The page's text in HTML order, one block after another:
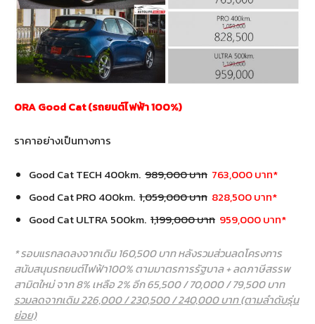
ORA Good Cat (รถยนต์ไฟฟ้า 100%)
ราคาอย่างเป็นทางการ
Good Cat TECH 400km. 989,000 บาท 763,000 บาท*
Good Cat PRO 400km. 1,059,000 บาท 828,500 บาท*
Good Cat ULTRA 500km. 1,199,000 บาท 959,000 บาท*
* รอบแรกลดลงจากเดิม 160,500 บาท หลังรวมส่วนลดโครงการ
สนับสนุนรถยนต์ไฟฟ้า100% ตามมาตรการรัฐบาล + ลดภาษีสรรพ
สามิตใหม่ จาก 8% เหลือ 2% อีก 65,500 / 70,000 / 79,500 บาท
รวมลดจากเดิม 226,000 / 230,500 / 240,000 บาท (ตามลำดับรุ่น
ย่อย)